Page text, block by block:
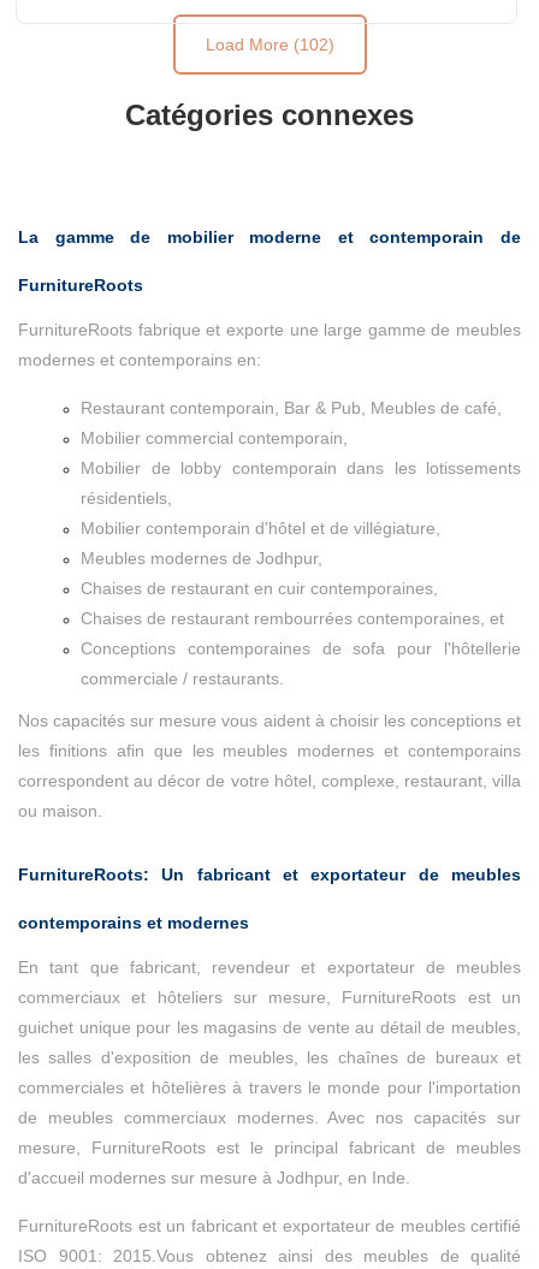
Load More (102)
Catégories connexes
La gamme de mobilier moderne et contemporain de
FurnitureRoots
FurnitureRoots fabrique et exporte une large gamme de meubles
modernes et contemporains en:
Restaurant contemporain, Bar & Pub, Meubles de café,
Mobilier commercial contemporain,
Mobilier de lobby contemporain dans les lotissements
résidentiels,
Mobilier contemporain d'hôtel et de villégiature,
Meubles modernes de Jodhpur,
Chaises de restaurant en cuir contemporaines,
Chaises de restaurant rembourrées contemporaines, et
Conceptions contemporaines de sofa pour l'hôtellerie
commerciale / restaurants.
Nos capacités sur mesure vous aident à choisir les conceptions et
les finitions afin que les meubles modernes et contemporains
correspondent au décor de votre hôtel, complexe, restaurant, villa
ou maison.
FurnitureRoots: Un fabricant et exportateur de meubles
contemporains et modernes
En tant que fabricant, revendeur et exportateur de meubles
commerciaux et hôteliers sur mesure, FurnitureRoots est un
guichet unique pour les magasins de vente au détail de meubles,
les salles d'exposition de meubles, les chaînes de bureaux et
commerciales et hôtelières à travers le monde pour l'importation
de meubles commerciaux modernes. Avec nos capacités sur
mesure, FurnitureRoots est le principal fabricant de meubles
d'accueil modernes sur mesure à Jodhpur, en Inde.
FurnitureRoots est un fabricant et exportateur de meubles certifié
ISO 9001: 2015.Vous obtenez ainsi des meubles de qualité